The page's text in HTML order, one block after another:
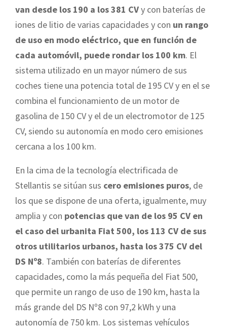
van desde los 190 a los 381 CVy con baterías de
iones de litio de varias capacidades y con un rango
de uso en modo eléctrico, que en función de
cada automóvil, puede rondar los 100 km. El
sistema utilizado en un mayor número de sus
coches tiene una potencia total de 195 CV y en el se
combina el funcionamiento de un motor de
gasolina de 150 CV y el de un electromotor de 125
CV, siendo su autonomía en modo cero emisiones
cercana a los 100 km.
En la cima de la tecnología electrificada de
Stellantis se sitúan sus cero emisiones puros, de
los que se dispone de una oferta, igualmente, muy
amplia y con potencias que van de los 95 CV en
el caso del urbanita Fiat 500, los 113 CV de sus
otros utilitarios urbanos, hasta los 375 CV del
DS Nº8. También con baterías de diferentes
capacidades, como la más pequeña del Fiat 500,
que permite un rango de uso de 190 km, hasta la
más grande del DS Nº8 con 97,2 kWh y una
autonomía de 750 km. Los sistemas vehículos